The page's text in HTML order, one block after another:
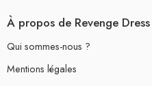
À propos de Revenge Dress
Qui sommes-nous ?
Mentions légales